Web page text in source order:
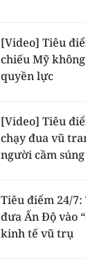
[Video] Tiêu
chiếu Mỹ
quyền lực
[Video] Tiêu
chạy đua vũ
người cầm súng
Tiêu điểm 24/
đưa Ấn Độ vào
kinh tế vũ trụ